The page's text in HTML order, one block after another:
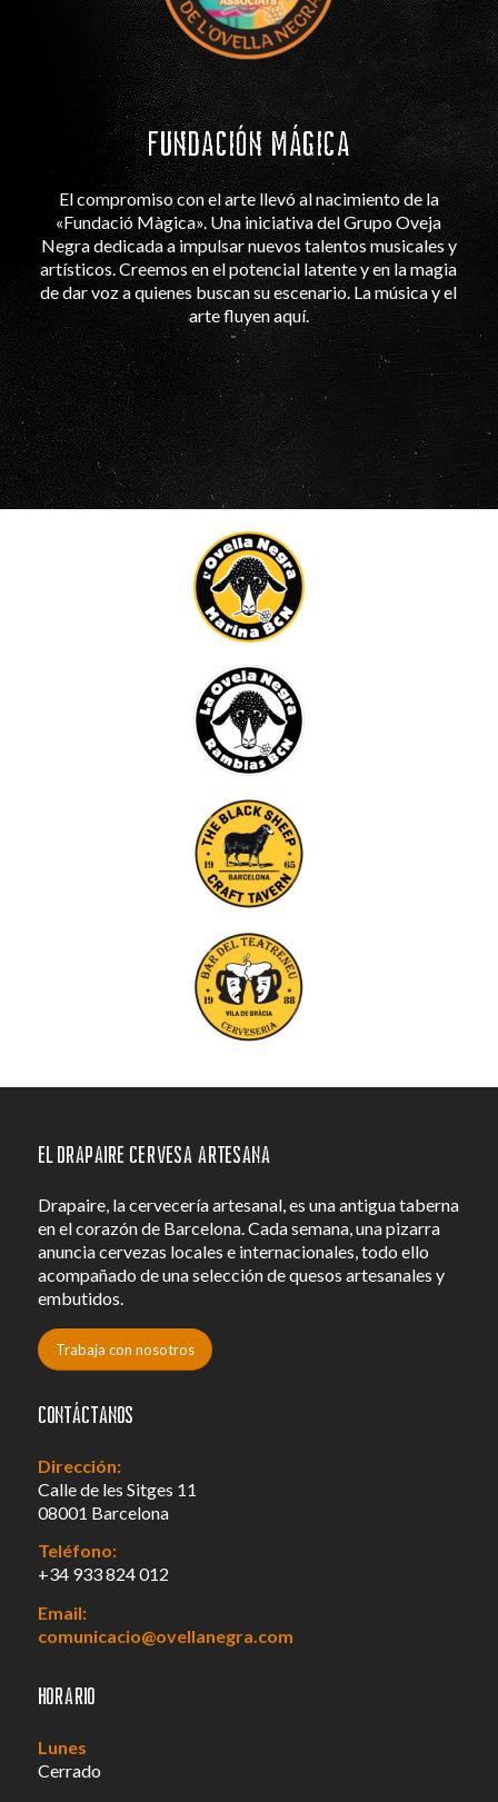
FUNDACIÓN MÁGICA
El compromiso con el arte llevó al nacimiento de la
«Fundació Màgica». Una iniciativa del Grupo Oveja
Negra dedicada a impulsar nuevos talentos musicales y
artísticos. Creemos en el potencial latente y en la magia
de dar voz a quienes buscan su escenario. La música y el
arte fluyen aquí.
El Drapaire Cervesa Artesana
Drapaire, la cervecería artesanal, es una antigua taberna
en el corazón de Barcelona. Cada semana, una pizarra
anuncia cervezas locales e internacionales, todo ello
acompañado de una selección de quesos artesanales y
embutidos.
Trabaja con nosotros
Contáctanos
Dirección:
Calle de les Sitges 11
08001 Barcelona
Teléfono:
+34 933 824 012
Email:
comunicacio@ovellanegra.com
Horario
Lunes
Cerrado